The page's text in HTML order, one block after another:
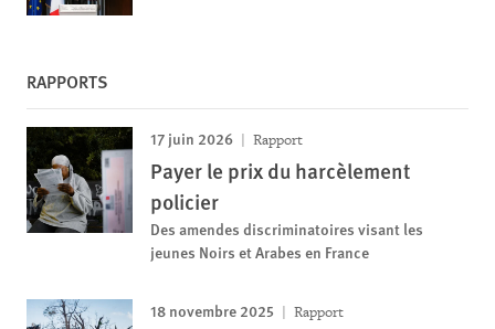
RAPPORTS
17 juin 2026 Rapport
Payer le prix du harcèlement
policier
Des amendes discriminatoires visant les
jeunes Noirs et Arabes en France
18 novembre 2025 Rapport